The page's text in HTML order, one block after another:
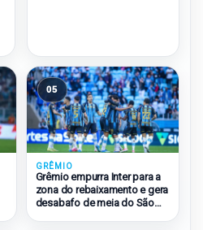
05
GRÊMIO
Grêmio empurra Inter para a
zona do rebaixamento e gera
desabafo de meia do São